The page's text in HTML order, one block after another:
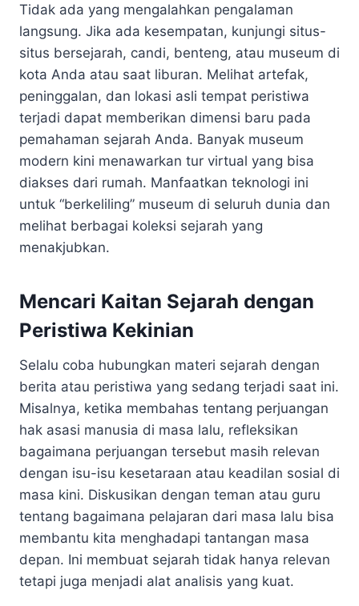
Tidak ada yang mengalahkan pengalaman
langsung. Jika ada kesempatan, kunjungi situs-
situs bersejarah, candi, benteng, atau museum di
kota Anda atau saat liburan. Melihat artefak,
peninggalan, dan lokasi asli tempat peristiwa
terjadi dapat memberikan dimensi baru pada
pemahaman sejarah Anda. Banyak museum
modern kini menawarkan tur virtual yang bisa
diakses dari rumah. Manfaatkan teknologi ini
untuk “berkeliling” museum di seluruh dunia dan
melihat berbagai koleksi sejarah yang
menakjubkan.
Mencari Kaitan Sejarah dengan
Peristiwa Kekinian
Selalu coba hubungkan materi sejarah dengan
berita atau peristiwa yang sedang terjadi saat ini.
Misalnya, ketika membahas tentang perjuangan
hak asasi manusia di masa lalu, refleksikan
bagaimana perjuangan tersebut masih relevan
dengan isu-isu kesetaraan atau keadilan sosial di
masa kini. Diskusikan dengan teman atau guru
tentang bagaimana pelajaran dari masa lalu bisa
membantu kita menghadapi tantangan masa
depan. Ini membuat sejarah tidak hanya relevan
tetapi juga menjadi alat analisis yang kuat.